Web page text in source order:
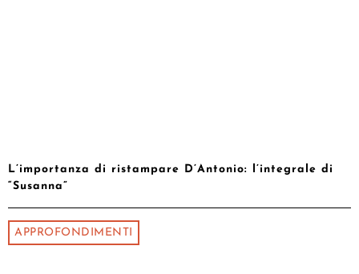
L’importanza di ristampare D’Antonio: l’integrale di
“Susanna”
APPROFONDIMENTI